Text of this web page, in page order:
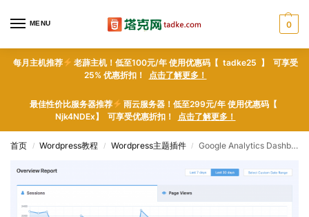
MENU 0
每月主机推荐
老薜主机！低至100元/年 使用优惠码【 tadke25 】 可享受
25% 优惠折扣！ 点击了解更多！
最佳性价比服务器推荐
雨云服务器！低至299元/年 使用优惠码【
Njk4NDEx】 可享受优惠折扣！ 点击了解更多！
首页 / Wordpress教程 / Wordpress主题插件 / Google Analytics Dashboard Plugin for WordPress by MonsterInsights – WordPress plugin WordPress插件下载